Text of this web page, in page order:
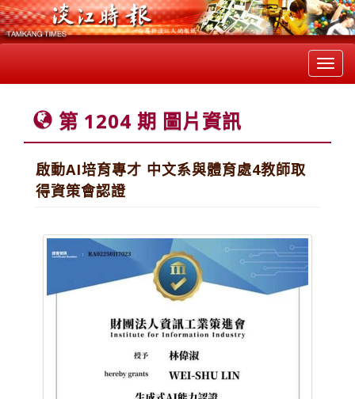
第 1204 期 圖片資訊
啟動AI培育專才 中文系與體育處4教師取
得資策會認證